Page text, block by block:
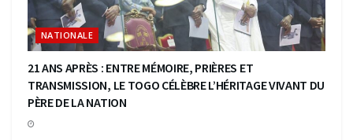
NATIONALE
21 ANS APRÈS : ENTRE MÉMOIRE, PRIÈRES ET
TRANSMISSION, LE TOGO CÉLÈBRE L’HÉRITAGE VIVANT DU
PÈRE DE LA NATION